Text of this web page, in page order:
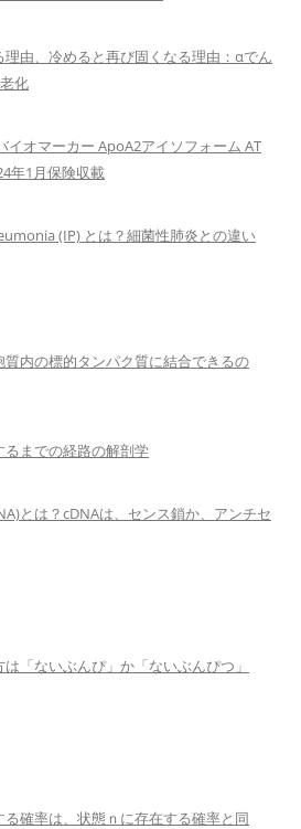
由、冷めると再び固くなる理由：αでん
化
イオマーカー ApoA2アイソフォーム AT
年1月保険収載
(IP) とは？細菌性肺炎との違い
内の標的タンパク質に結合できるの
までの経路の解剖学
とは？cDNAは、センス鎖か、アンチセ
は「ないぶんぴ」か「ないぶんぴつ」
確率は、状態ｎに存在する確率と同